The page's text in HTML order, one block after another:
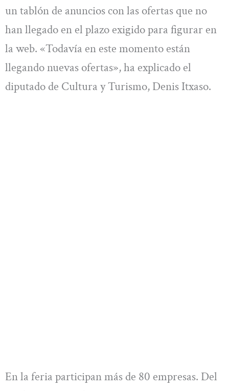
un tablón de anuncios con las ofertas que no
han llegado en el plazo exigido para figurar en
la web. «Todavía en este momento están
llegando nuevas ofertas», ha explicado el
diputado de Cultura y Turismo, Denis Itxaso.
En la feria participan más de 80 empresas. Del